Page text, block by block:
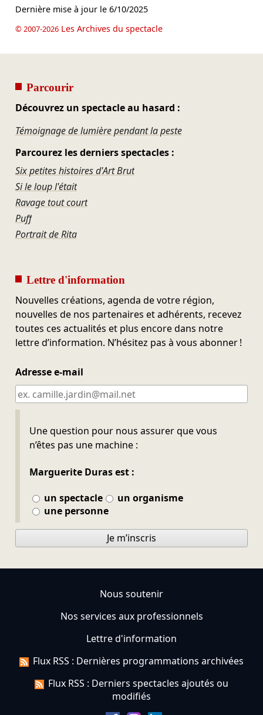
Dernière mise à jour le 6/10/2025
© 2007-2026Les Archives du spectacle
Parcourir
Découvrez un spectacle au hasard :
Témoignage de lumière pendant la peste
Parcourez les derniers spectacles :
Six petites histoires d'Art Brut
Si le loup l'était
Ravage tout court
Puff
Portrait de Rita
Lettre d'information
Nouvelles créations, agenda de votre région,
nouvelles de nos partenaires et adhérents, recevez
toutes ces actualités et plus encore dans notre
lettre d’information. N’hésitez pas à vous abonner !
Adresse e-mail
Une question pour nous assurer que vous
n’êtes pas une machine :
Marguerite Duras est :
un spectacle
un organisme
une personne
Ne pas remplir
Je m’inscris
Nous soutenir
Nos services aux professionnels
Lettre d'information
Flux RSS : Dernières programmations archivées
Flux RSS : Derniers spectacles ajoutés ou
modifiés